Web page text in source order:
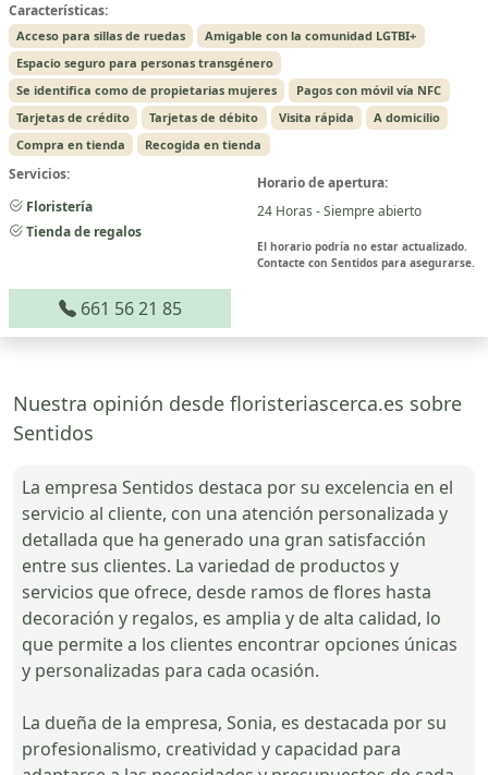
Características:
Acceso para sillas de ruedas
Amigable con la comunidad LGTBI+
Espacio seguro para personas transgénero
Se identifica como de propietarias mujeres
Pagos con móvil vía NFC
Tarjetas de crédito
Tarjetas de débito Visita rápida
A domicilio
Compra en tienda
Recogida en tienda
Servicios:
Floristería
Tienda de regalos
Horario de apertura:
24 Horas - Siempre abierto
El horario podría no estar actualizado.
Contacte con Sentidos para asegurarse.
661 56 21 85
Nuestra opinión desde floristeriascerca.es sobre
Sentidos
La empresa Sentidos destaca por su excelencia en el
servicio al cliente, con una atención personalizada y
detallada que ha generado una gran satisfacción
entre sus clientes. La variedad de productos y
servicios que ofrece, desde ramos de flores hasta
decoración y regalos, es amplia y de alta calidad, lo
que permite a los clientes encontrar opciones únicas
y personalizadas para cada ocasión.
La dueña de la empresa, Sonia, es destacada por su
profesionalismo, creatividad y capacidad para